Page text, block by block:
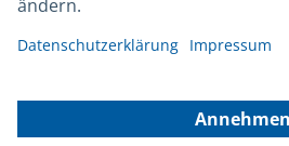
Leichte Sprache
Gebärdensprache
Kontakt